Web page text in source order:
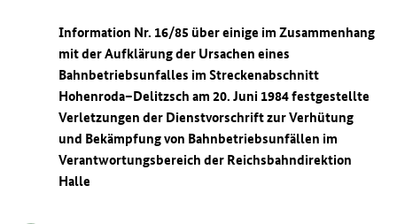
Information Nr. 16/85 über einige im Zusammenhang
mit der Aufklärung der Ursachen eines
Bahnbetriebsunfalles im Streckenabschnitt
Hohenroda–Delitzsch am 20. Juni 1984 festgestellte
Verletzungen der Dienstvorschrift zur Verhütung
und Bekämpfung von Bahnbetriebsunfällen im
Verantwortungsbereich der Reichsbahndirektion
Halle